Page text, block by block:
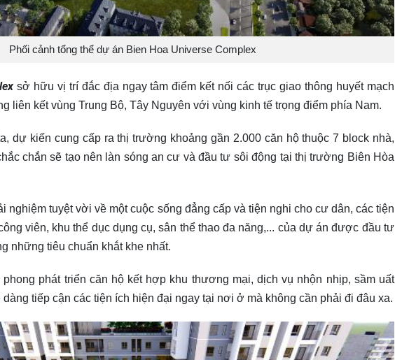
Phối cảnh tổng thể dự án Bien Hoa Universe Complex
sở hữu vị trí đắc địa ngay tâm điểm kết nối các trục giao thông huyết mạch
liên kết vùng Trung Bộ, Tây Nguyên với vùng kinh tế trọng điểm phía Nam.
dự kiến cung cấp ra thị trường khoảng gần 2.000 căn hộ thuộc 7 block nhà,
chắn sẽ tạo nên làn sóng an cư và đầu tư sôi động tại thị trường Biên Hòa
nghiệm tuyệt vời về một cuộc sống đẳng cấp và tiện nghi cho cư dân, các tiện
viên, khu thể dục dụng cụ, sân thể thao đa năng,... của dự án được đầu tư
những tiêu chuẩn khắt khe nhất.
phát triển căn hộ kết hợp khu thương mại, dịch vụ nhộn nhịp, sầm uất
tiếp cận các tiện ích hiện đại ngay tại nơi ở mà không cần phải đi đâu xa.